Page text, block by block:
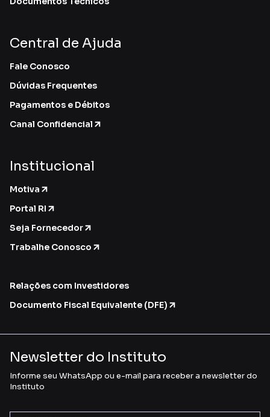
Central de Ajuda
Fale Conosco
Dúvidas Frequentes
Pagamentos e Débitos
Canal Confidencial
Institucional
Motiva
Portal RI
Seja Fornecedor
Trabalhe Conosco
Relações com Investidores
Documento Fiscal Equivalente (DFE)
Newsletter do Instituto
Informe seu WhatsApp ou e-mail para receber a newsletter do
Instituto